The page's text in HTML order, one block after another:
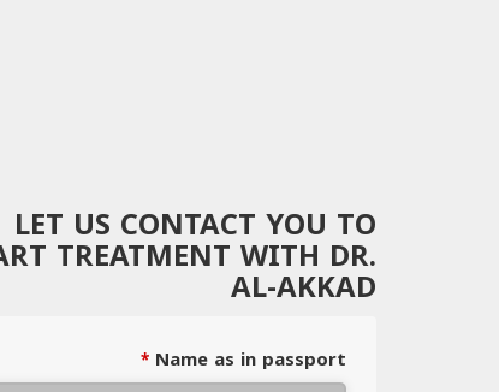
LET US CONTACT YOU TO
TREATMENT WITH DR.
AL-AKKAD
Name as in passport
*